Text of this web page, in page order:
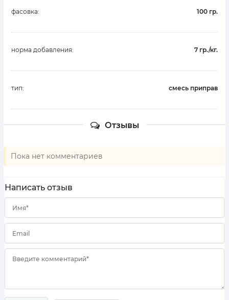
фасовка: 100 гр.
норма добавления: 7 гр./кг.
тип: смесь приправ
Отзывы
Пока нет комментариев
Написать отзыв
Имя*
Email
Введите комментарий*